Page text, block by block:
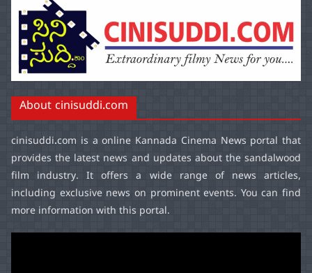
About cinisuddi.com
cinisuddi.com is a online Kannada Cinema News portal that
provides the latest news and updates about the sandalwood
film industry. It offers a wide range of news articles,
including exclusive news on prominent events. You can find
more information with this portal.